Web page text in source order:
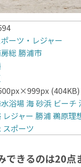
ーツ・レジャー
総 勝浦市
(404KB)
浴場 海砂浜 ビーチ
レジャー 勝浦 鵜原理
スポーツ
できるのは20点